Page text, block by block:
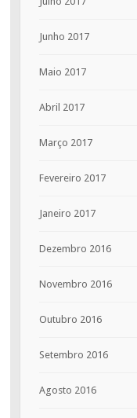
Junho 2017
Maio 2017
Abril 2017
Março 2017
Fevereiro 2017
Janeiro 2017
Dezembro 2016
Novembro 2016
Outubro 2016
Setembro 2016
Agosto 2016